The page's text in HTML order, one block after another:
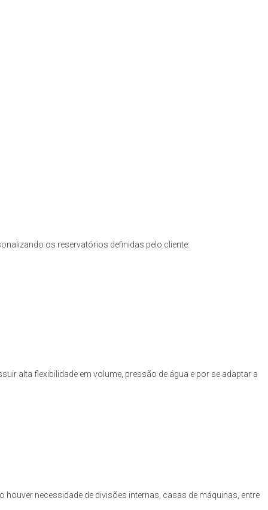
os reservatórios definidas pelo cliente.
alta flexibilidade em volume, pressão de água e por se adaptar a
necessidade de divisões internas, casas de máquinas, entre